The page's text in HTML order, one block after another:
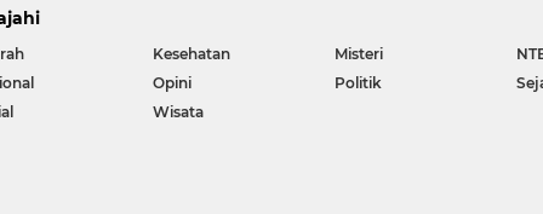
Kesehatan Misteri
Opini Politik
Wisata